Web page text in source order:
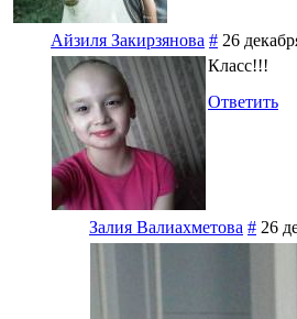
Айзиля Закирзянова # 26
Класс!!!
Ответить
Залия Валиахметова # 26